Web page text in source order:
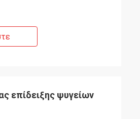
επίδειξης ψυγείων